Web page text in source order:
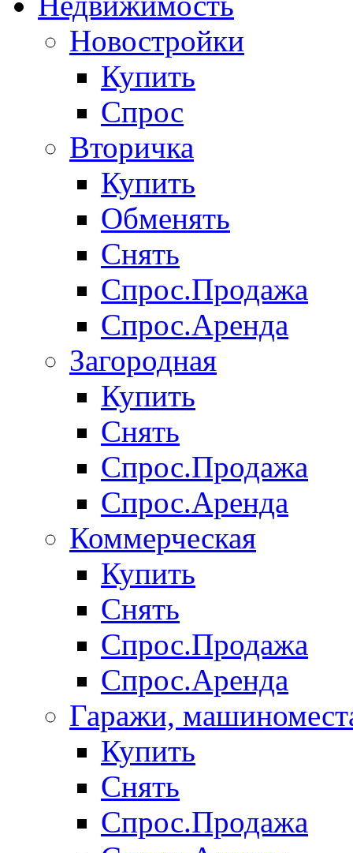
Новостройки
Купить
Спрос
Вторичка
Купить
Обменять
Снять
Спрос.Продажа
Спрос.Аренда
Загородная
Купить
Снять
Спрос.Продажа
Спрос.Аренда
Коммерческая
Купить
Снять
Спрос.Продажа
Спрос.Аренда
Гаражи,
Купить
Снять
Спрос.Продажа